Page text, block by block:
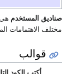
صناديق المستخدم هي
مختلف الاهتمامات
قوالب